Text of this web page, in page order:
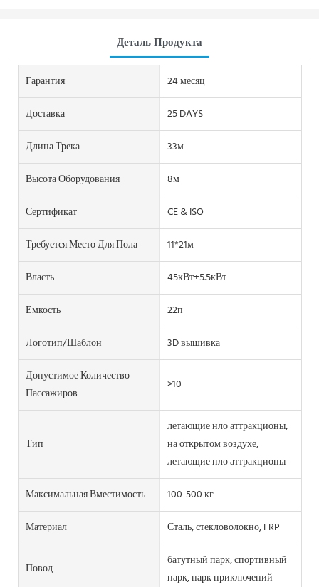
Деталь Продукта
Гарантия
24 месяц
Доставка
25 DAYS
Длина Трека
33м
Высота Оборудования
8м
Сертификат
CE & ISO
Требуется Место Для Пола
11*21м
Власть
45кВт+5.5кВт
Емкость
22п
Логотип/шаблон
3D вышивка
Допустимое Количество
Пассажиров
>10
Тип
летающие нло аттракционы,
на открытом воздухе,
летающие нло аттракционы
Максимальная Вместимость
100-500 кг
Материал
Сталь, стекловолокно, FRP
Повод
батутный парк, спортивный
парк, парк приключений